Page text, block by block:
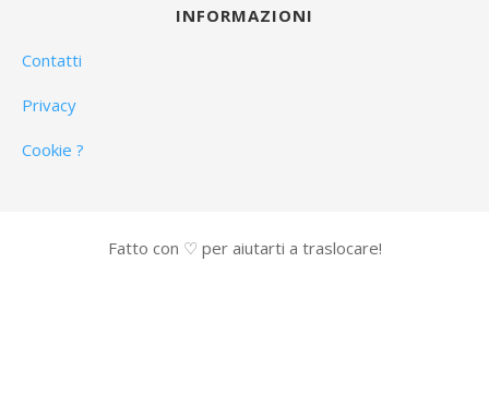
INFORMAZIONI
Contatti
Privacy
Cookie ?
Fatto con ♡ per aiutarti a traslocare!